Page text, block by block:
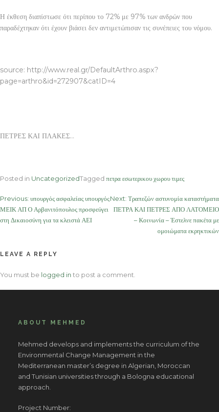
Η έκθεση διαπίστωσε ότι περίπου το 72% με 97% των ανδρών που
παραδέχτηκαν ότι έχουν βιάσει δεν αντιμετώπισαν τις συνέπειες του νόμου.
source: http://www.real.gr/DefaultArthro.aspx?
page=arthro&id=272907&catID=4
ΠΕΤΡΕΣ ΚΑΙ ΠΛΑΚΕΣ…
Posted in UncategorizedTagged πετρα εσωτερικου χωρου τιμες
Post
navigation
Previous: υπουργός ασφαλείας υπουργός
ΜΕΙΚ ΑΠ Ο Αρβανιτόπουλος προσφεύγει
στη Δικαιοσύνη για τα κλειστά ΑΕΙ
Next: Τραπεζών αστυνομία καταστήματα
ΠΕΤΡΑ ΚΑΙ ΠΕΤΡΕΣ ΑΠΟ ΛΑΤΟΜΕΙΟ
– Κοινωνία – Έστελνε πακέτα με
ομοιώματα εκρηκτικών
LEAVE A REPLY
You must be logged in to post a comment.
ABOUT MEHMED
Mehmed develops and implements the curriculum of the
Environmental Change Management in the
Mediterranean master’s degree in Algerian, Moroccan
and Tunisian universities through a Bologna educational
approach.
Project Number: